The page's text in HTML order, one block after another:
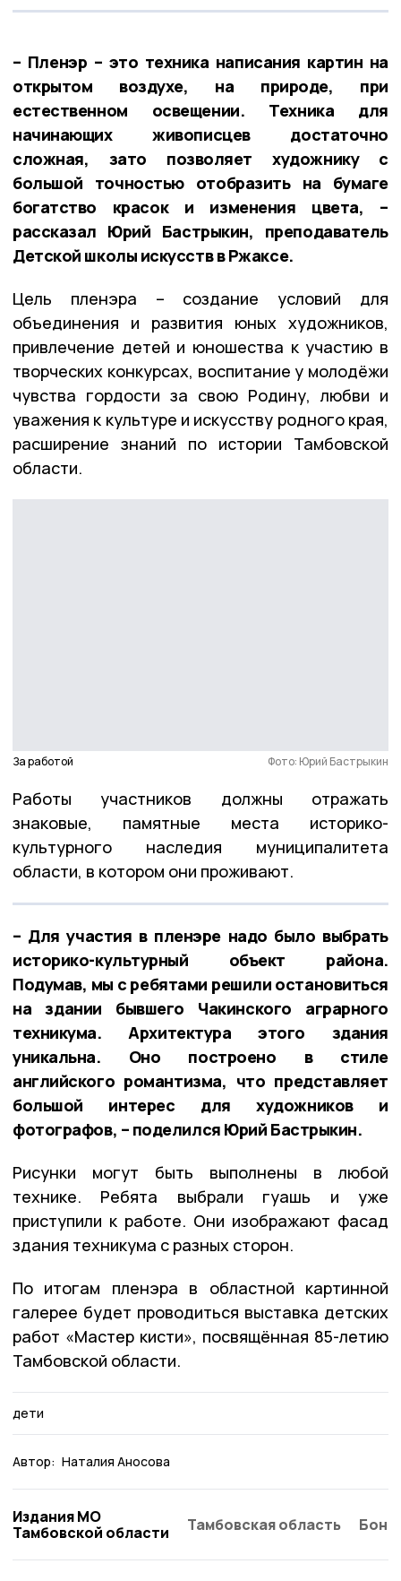
– Пленэр – это техника написания картин на
открытом воздухе, на природе, при
естественном освещении. Техника для
начинающих живописцев достаточно
сложная, зато позволяет художнику с
большой точностью отобразить на бумаге
богатство красок и изменения цвета, –
рассказал Юрий Бастрыкин, преподаватель
Детской школы искусств в Ржаксе.
Цель пленэра – создание условий для
объединения и развития юных художников,
привлечение детей и юношества к участию в
творческих конкурсах, воспитание у молодёжи
чувства гордости за свою Родину, любви и
уважения к культуре и искусству родного края,
расширение знаний по истории Тамбовской
области.
За работой Фото: Юрий Бастрыкин
Работы участников должны отражать
знаковые, памятные места историко-
культурного наследия муниципалитета
области, в котором они проживают.
– Для участия в пленэре надо было выбрать
историко-культурный объект района.
Подумав, мы с ребятами решили остановиться
на здании бывшего Чакинского аграрного
техникума. Архитектура этого здания
уникальна. Оно построено в стиле
английского романтизма, что представляет
большой интерес для художников и
фотографов, – поделился Юрий Бастрыкин.
Рисунки могут быть выполнены в любой
технике. Ребята выбрали гуашь и уже
приступили к работе. Они изображают фасад
здания техникума с разных сторон.
По итогам пленэра в областной картинной
галерее будет проводиться выставка детских
работ «Мастер кисти», посвящённая 85-летию
Тамбовской области.
дети
Автор: Наталия Аносова
Издания МО
Тамбовской области
Тамбовская область